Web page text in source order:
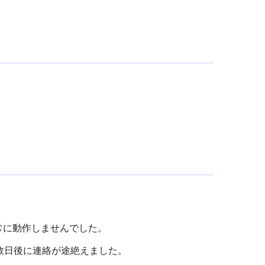
動作しませんでした。
後に連絡が途絶えました。